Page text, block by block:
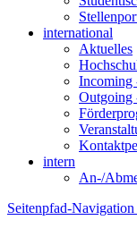
international
Aktuelles
Incoming
Outgoing
intern
An-/
Seitenpfad-Navigation